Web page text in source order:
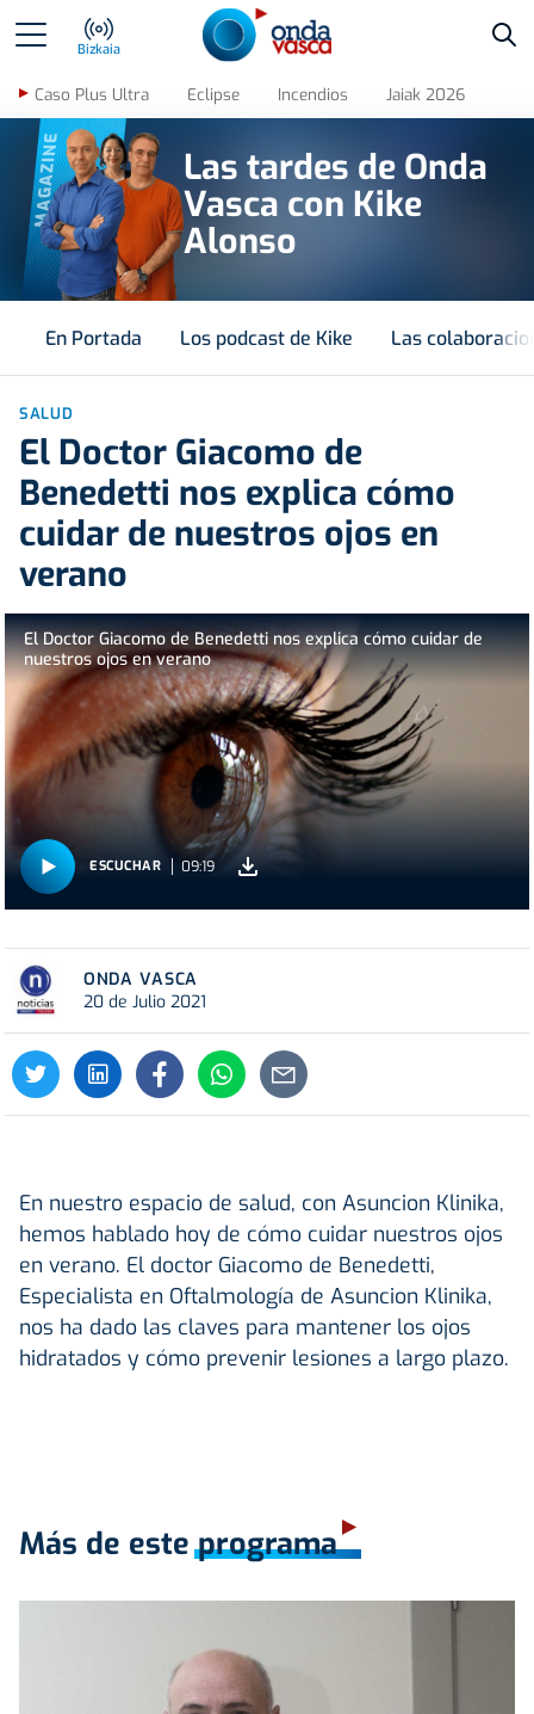
Bizkaia
Caso Plus Ultra Eclipse Incendios Jaiak 2026
MAGAZINE
Las tardes de Onda
Vasca con Kike
Alonso
En Portada Los podcast de Kike Las
SALUD
El Doctor Giacomo de
Benedetti nos explica cómo
cuidar de nuestros ojos en
verano
El Doctor Giacomo de Benedetti nos explica cómo cuidar de
nuestros ojos en verano
ESCUCHAR 09:19
ONDA VASCA
20 de Julio 2021
En nuestro espacio de salud, con Asuncion Klinika,
hemos hablado hoy de cómo cuidar nuestros ojos
en verano. El doctor Giacomo de Benedetti,
Especialista en Oftalmología de Asuncion Klinika,
nos ha dado las claves para mantener los ojos
hidratados y cómo prevenir lesiones a largo plazo.
Más de este programa